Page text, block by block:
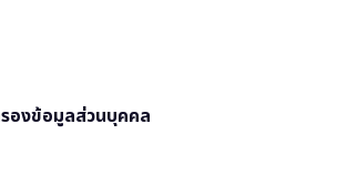
องข้อมูลส่วนบุคคล